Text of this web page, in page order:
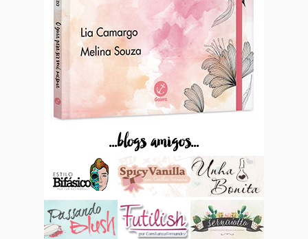
...blogs amigos...